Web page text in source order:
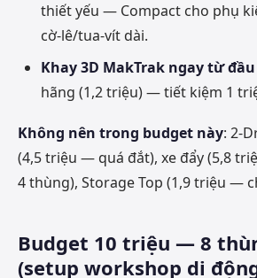
thiết yếu — Compact cho phụ
cờ-lê/tua-vít dài.
Khay 3D MakTrak ngay từ đầu
hãng (1,2 triệu) — tiết kiệm 1
Không nên trong budget này: 2-
(4,5 triệu — quá đắt), xe đẩy (5,8
4 thùng), Storage Top (1,9 triệu —
Budget 10 triệu — 8
(setup workshop di